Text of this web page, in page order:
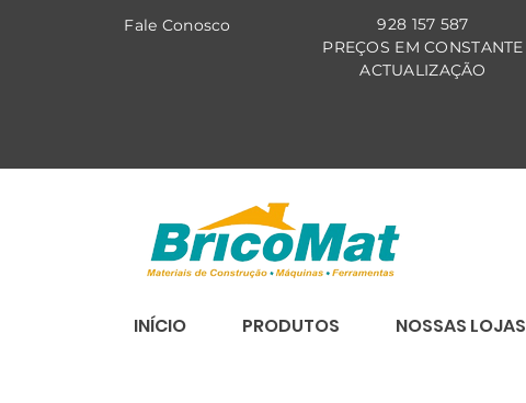
Fale Conosco
928 157 587
PREÇOS EM CONSTANTE
ACTUALIZAÇÃO
INÍCIO PRODUTOS NOSSAS LOJAS